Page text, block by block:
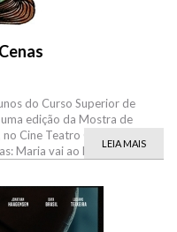
do Curso Superior de
edição da Mostra de
Cine Teatro Cuiabá, com
Maria vai ao Matavirgismo,
LEIA MAIS